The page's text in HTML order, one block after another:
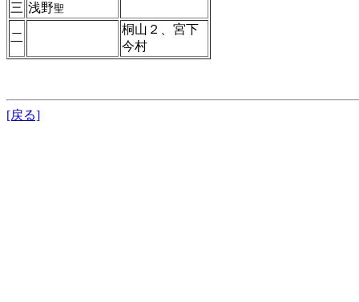
三 浅野聖
二
桐山２、宮下
今村
[戻る]